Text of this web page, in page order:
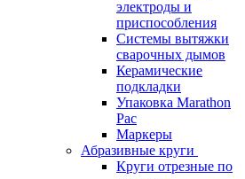
электроды и
приспособления
Системы вытяжки
сварочных дымов
Керамические
подкладки
Упаковка Marathon
Pac
Маркеры
Абразивные круги
Круги отрезные по